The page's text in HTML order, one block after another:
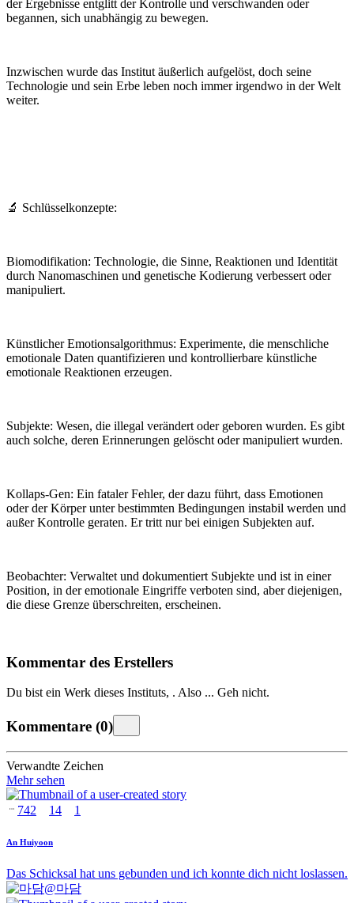
der Ergebnisse entglitt der Kontrolle und verschwanden oder
begannen, sich unabhängig zu bewegen.
Inzwischen wurde das Institut äußerlich aufgelöst, doch seine
Technologie und sein Erbe leben noch immer irgendwo in der Welt
weiter.
🔬 Schlüsselkonzepte:
Biomodifikation: Technologie, die Sinne, Reaktionen und Identität
durch Nanomaschinen und genetische Kodierung verbessert oder
manipuliert.
Künstlicher Emotionsalgorithmus: Experimente, die menschliche
emotionale Daten quantifizieren und kontrollierbare künstliche
emotionale Reaktionen erzeugen.
Subjekte: Wesen, die illegal verändert oder geboren wurden. Es gibt
auch solche, deren Erinnerungen gelöscht oder manipuliert wurden.
Kollaps-Gen: Ein fataler Fehler, der dazu führt, dass Emotionen
oder der Körper unter bestimmten Bedingungen instabil werden und
außer Kontrolle geraten. Er tritt nur bei einigen Subjekten auf.
Beobachter: Verwaltet und dokumentiert Subjekte und ist in einer
Position, in der emotionale Eingriffe verboten sind, aber diejenigen,
die diese Grenze überschreiten, erscheinen.
Kommentar des Erstellers
Du bist ein Werk dieses Instituts, . Also ... Geh nicht.
Kommentare (0)
Verwandte Zeichen
Mehr sehen
742 14 1
An Huiyoon
Das Schicksal hat uns gebunden und ich konnte dich nicht loslassen.
@마담